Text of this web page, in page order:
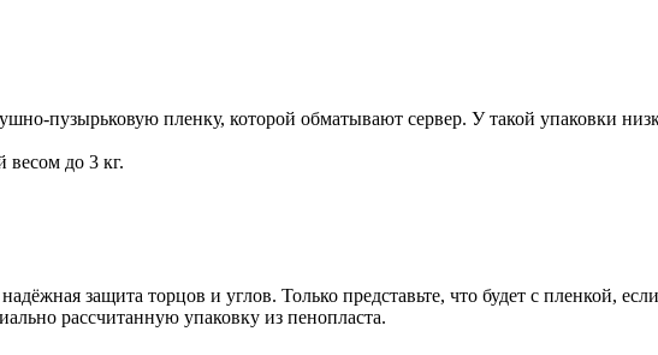
пузырьковую пленку, которой обматывают сервер. У такой упаковки
весом до 3 кг.
защита торцов и углов. Только представьте, что будет с пленкой,
расcчитанную упаковку из пенопласта.